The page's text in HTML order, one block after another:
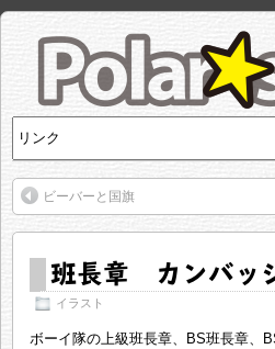
ビーバーと国旗
班長章 カンバッ
イラスト
ボーイ隊の上級班長章、BS班長章、